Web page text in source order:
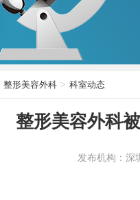
整形美容外科 科室动态
整形美容外科
发布机构：